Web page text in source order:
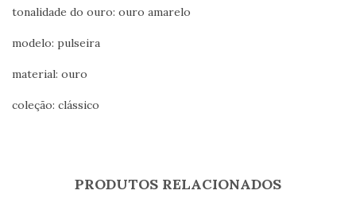
tonalidade do ouro: ouro amarelo
modelo: pulseira
material: ouro
coleção: clássico
PRODUTOS RELACIONADOS